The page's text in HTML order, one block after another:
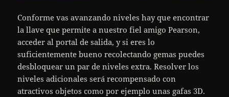
Conforme vas avanzando niveles hay que encontrar
la llave que permite a nuestro fiel amigo Pearson,
acceder al portal de salida, y si eres lo
suficientemente bueno recolectando gemas puedes
desbloquear un par de niveles extra. Resolver los
niveles adicionales será recompensado con
atractivos objetos como por ejemplo unas gafas 3D.